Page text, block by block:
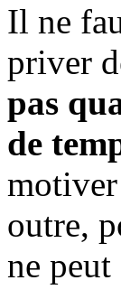
Il ne
priver
pas
de
motiver
outre,
ne